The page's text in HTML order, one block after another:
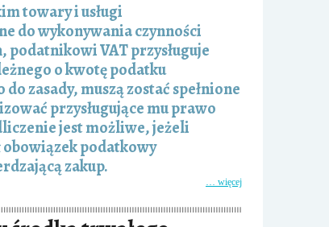
towary i usługi
do wykonywania czynności
podatnikowi VAT przysługuje
o kwotę podatku
zasady, muszą zostać spełnione
przysługujące mu prawo
jest możliwe, jeżeli
obowiązek podatkowy
zakup.
… więcej